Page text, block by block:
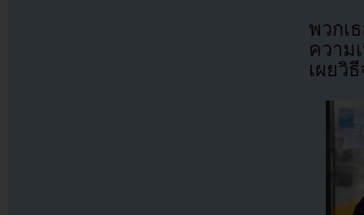
พวกเ
ความ
เผยวิ